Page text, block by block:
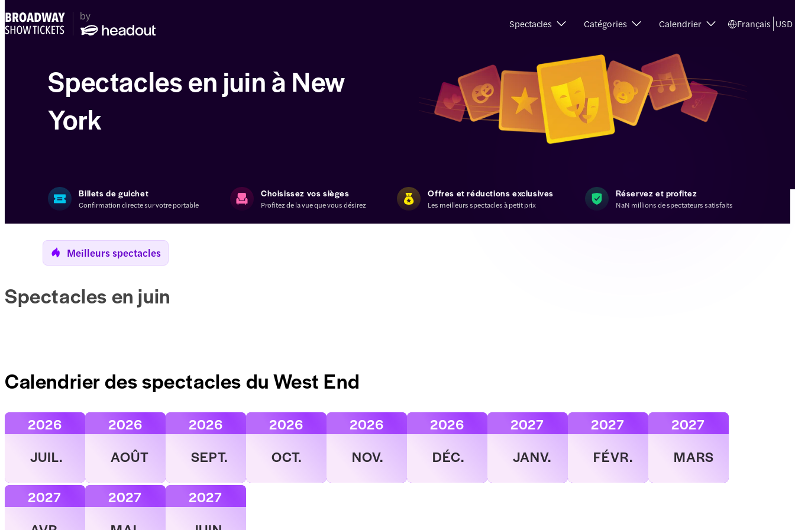
Spectacles Catégories Calendrier Français USD
Spectacles en juin à New
York
Billets de guichet
Confirmation directe sur votre portable
Choisissez vos sièges
Profitez de la vue que vous désirez
Offres et réductions exclusives
Les meilleurs spectacles à petit prix
Réservez et profitez
NaN millions de spectateurs satisfaits
Meilleurs spectacles
Spectacles en juin
Calendrier des spectacles du West End
JUIL.
2026
AOÛT
2026
SEPT.
2026
OCT.
2026
NOV.
2026
DÉC.
2026
JANV.
2027
FÉVR.
2027
MARS
2027
2027
2027
2027